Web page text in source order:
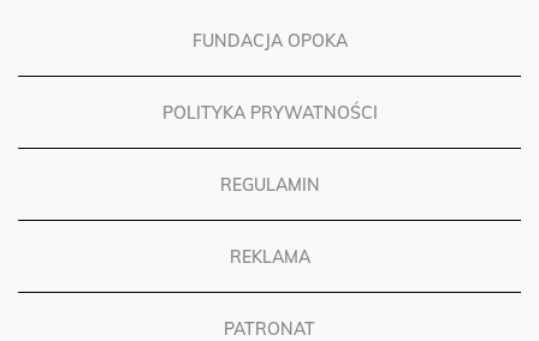
FUNDACJA OPOKA
POLITYKA PRYWATNOŚCI
REGULAMIN
REKLAMA
PATRONAT